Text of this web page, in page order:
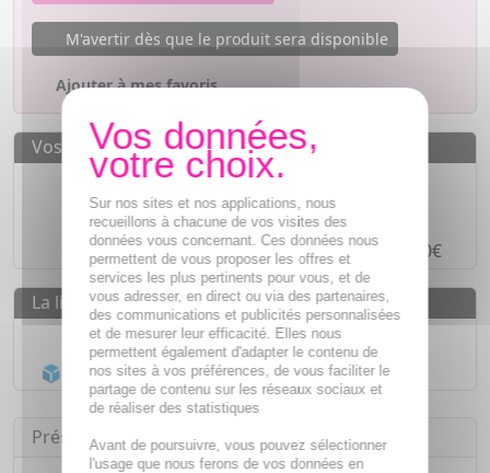
M'avertir dès que le produit sera disponible
Ajouter à mes favoris
Vos avantages
Des prixIMBATTABLES
Paiement en ligneSÉCURISÉ
Paiement en4 fois sans fraisà partir de 30€
La livraison
Livraison gratuite dès55€
Acheminement Chronoposten 24h*
Présentation
Sur nos sites et nos applications, nous
recueillons à chacune de vos visites des
données vous concernant. Ces données nous
permettent de vous proposer les offres et
services les plus pertinents pour vous, et de
vous adresser, en direct ou via des partenaires,
des communications et publicités personnalisées
et de mesurer leur efficacité. Elles nous
permettent également d'adapter le contenu de
nos sites à vos préférences, de vous faciliter le
partage de contenu sur les réseaux sociaux et
de réaliser des statistiques
Avant de poursuivre, vous pouvez sélectionner
l'usage que nous ferons de vos données en